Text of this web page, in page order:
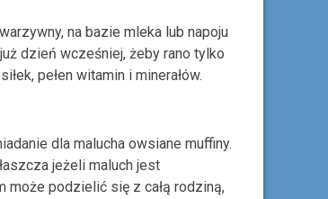
na bazie mleka lub napoju
dzień wcześniej, żeby rano tylko
pełen witamin i minerałów.
dla malucha owsiane muffiny.
jeżeli maluch jest
może podzielić się z całą rodziną,